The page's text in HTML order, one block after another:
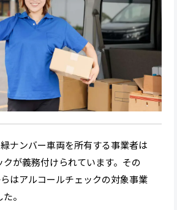
ナンバー車両を所有する事業者は
クが義務付けられています。その
はアルコールチェックの対象事業
。